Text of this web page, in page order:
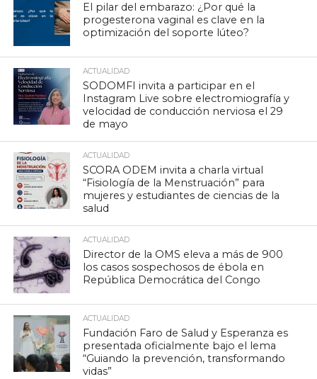
El pilar del embarazo: ¿Por qué la
progesterona vaginal es clave en la
optimización del soporte lúteo?
ACTUALIDAD
SODOMFI invita a participar en el
Instagram Live sobre electromiografía y
velocidad de conducción nerviosa el 29
de mayo
ACTUALIDAD
SCORA ODEM invita a charla virtual
“Fisiología de la Menstruación” para
mujeres y estudiantes de ciencias de la
salud
ACTUALIDAD
Director de la OMS eleva a más de 900
los casos sospechosos de ébola en
República Democrática del Congo
ACTUALIDAD
Fundación Faro de Salud y Esperanza es
presentada oficialmente bajo el lema
“Guiando la prevención, transformando
vidas”